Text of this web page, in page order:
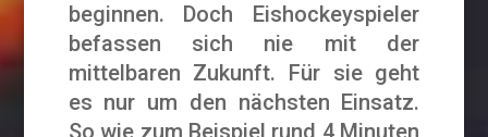
beginnen. Doch Eishockeyspieler
befassen sich nie mit der
mittelbaren Zukunft. Für sie geht
es nur um den nächsten Einsatz.